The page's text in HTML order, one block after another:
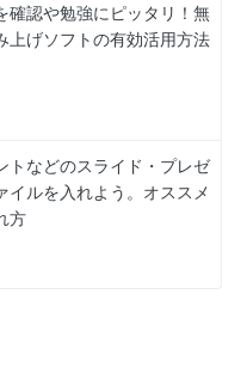
確認や勉強にピッタリ！無
上げソフトの有効活用方法
トなどのスライド・プレゼ
イルを入れよう。オススメ
方